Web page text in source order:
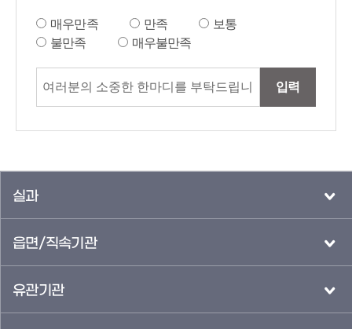
매우만족 만족
보통
불만족
매우불만족
입력
실과
읍면/직속기관
유관기관